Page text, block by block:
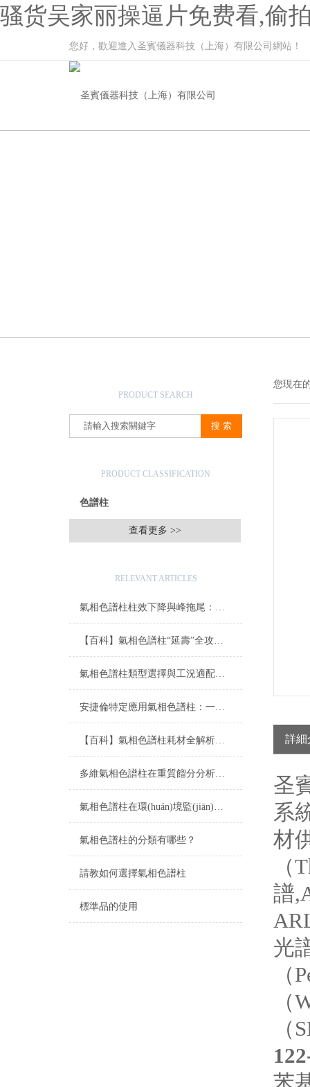
骚货吴家丽操逼片免费看,偷
您好，歡迎進入圣賓儀器科技（上海）有限公司網站！
PRODUCT SEARCH
PRODUCT CLASSIFICATION
色譜柱
查看更多 >>
RELEVANT ARTICLES
氣相色譜柱柱效下降與峰拖尾：成因分析與再生修復
【百科】氣相色譜柱“延壽”全攻略：從正確安裝、老化到日常維護的每一步
氣相色譜柱類型選擇與工況適配指南
安捷倫特定應用氣相色譜柱：一站式解決復雜分析難題
【百科】氣相色譜柱耗材全解析：從固定相到柱材質的選擇指南
多維氣相色譜柱在重質餾分分析中的應用實踐
氣相色譜柱在環(huán)境監(jiān)測中的應用
氣相色譜柱的分類有哪些？
請教如何選擇氣相色譜柱
標準品的使用
您現在
詳細
圣
系
材
譜
光
（
（